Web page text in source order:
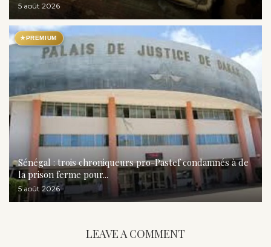
5 août 2026
★PREMIUM
Sénégal : trois chroniqueurs pro-Pastef condamnés à de
la prison ferme pour...
5 août 2026
LEAVE A COMMENT